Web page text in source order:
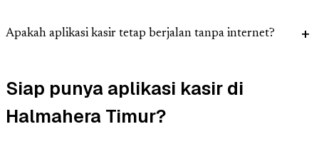
Apakah aplikasi kasir tetap berjalan tanpa internet?
Siap punya aplikasi kasir di
Halmahera Timur?